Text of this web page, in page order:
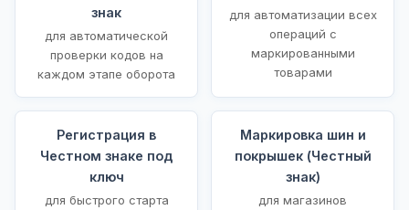
знак
для автоматической
проверки кодов на
каждом этапе оборота
для автоматизации всех
операций с
маркированными
товарами
Регистрация в
Честном знаке под
ключ
для быстрого старта
Маркировка шин и
покрышек (Честный
знак)
для магазинов